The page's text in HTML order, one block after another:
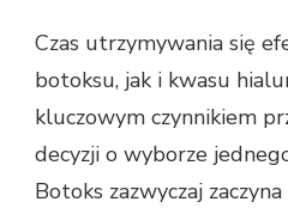
Czas utrzymywania się
botoksu, jak i kwasu
kluczowym czynnikiem
decyzji o wyborze
Botoks zazwyczaj